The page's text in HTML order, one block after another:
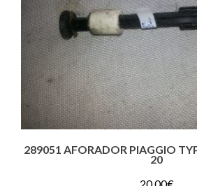
289051 AFORADOR PIAGGIO
20
20.00€